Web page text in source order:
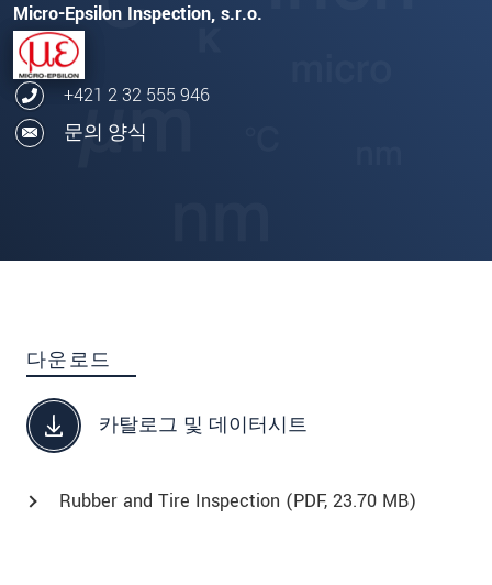
Micro-Epsilon Inspection, s.r.o.
+421 2 32 555 946
문의 양식
다운로드
카탈로그 및 데이터시트
Rubber and Tire Inspection (PDF, 23.70 MB)